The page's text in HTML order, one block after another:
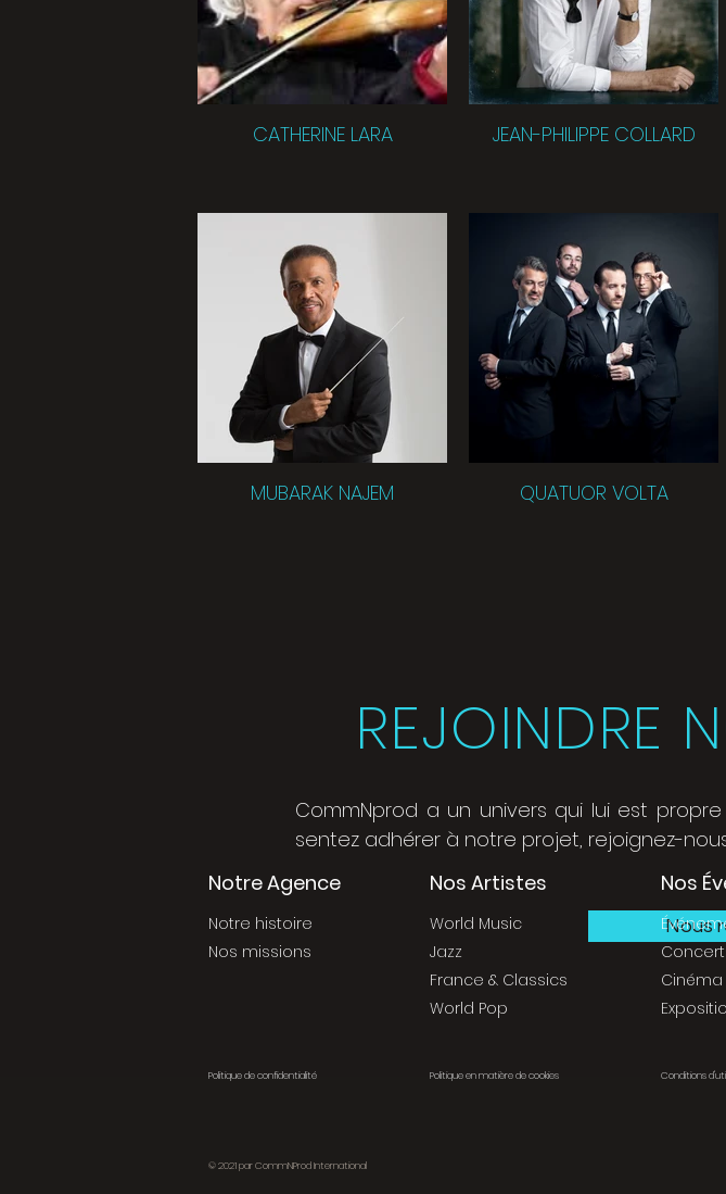
CATHERINE LARA JEAN-PHILIPPE COLLARD
MUBARAK NAJEM QUATUOR VOLTA
REJOINDRE
CommNprod a un univers qui lui est
sentez adhérer à notre projet, rejoignez-
Nous
Notre Agence
Notre histoire
Nos missions
Nos Artistes
World Music
Jazz
France & Classics
World Pop
Politique de confidentialité Politique en matière de cookies
Nos
Cinéma
Conditions
© 2021par CommNProd International